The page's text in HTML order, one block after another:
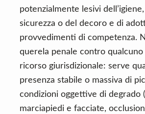
potenzialmente lesivi
sicurezza o del decoro e di
provvedimenti di competenza.
querela penale contro
ricorso giurisdizionale: serve
presenza stabile o massiva di
condizioni oggettive di degrado
marciapiedi e facciate,